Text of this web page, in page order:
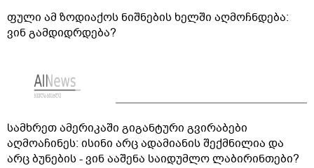
ფული ამ ზოდიაქოს ნიშნების ხელში აღმოჩნდება:
ვინ გამდიდრდება?
სამხრეთ ამერიკაში გიგანტური გვირაბები
აღმოაჩინეს: ისინი არც ადამიანის შექმნილია და
არც ბუნების - ვინ ააშენა საიდუმლო ლაბირინთები?